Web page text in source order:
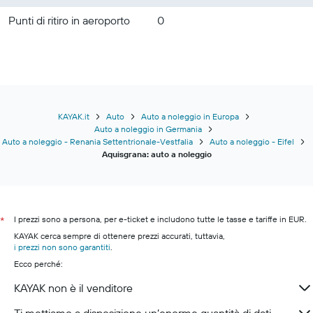
Punti di ritiro in aeroporto
0
KAYAK.it Auto
Auto a noleggio in Europa
Auto a noleggio in Germania
Auto a noleggio - Renania Settentrionale-Vestfalia
Auto a noleggio - Eifel
Aquisgrana: auto a noleggio
*
I prezzi sono a persona, per e-ticket e includono tutte le tasse e tariffe in EUR.
KAYAK cerca sempre di ottenere prezzi accurati, tuttavia,
i prezzi non sono garantiti
Ecco perché:
KAYAK non è il venditore